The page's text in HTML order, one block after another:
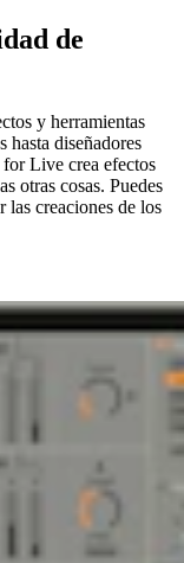
de
y herramientas
hasta diseñadores
Live crea efectos
otras cosas. Puedes
las creaciones de los